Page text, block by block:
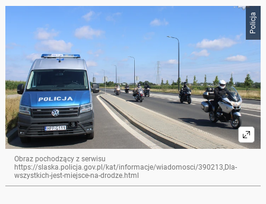
Policja
Obraz pochodzący z serwisu
https://slaska.policja.gov.pl/kat/informacje/wiadomosci/390213,Dla-
wszystkich-jest-miejsce-na-drodze.html